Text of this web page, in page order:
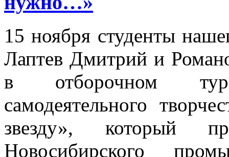
15 ноября студенты
Лаптев Дмитрий и
в отборочном
самодеятельного
звезду», который
Новосибирского